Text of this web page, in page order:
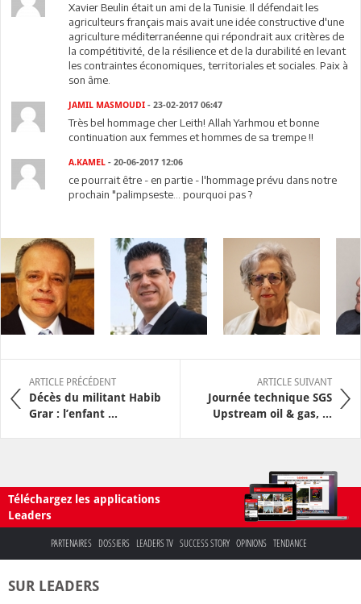
Xavier Beulin était un ami de la Tunisie. Il défendait les
agriculteurs français mais avait une idée constructive d'une
agriculture méditerranéenne qui répondrait aux critères de
la compétitivité, de la résilience et de la durabilité en levant
les contraintes économiques, territoriales et sociales. Paix à
son âme.
JAMIL MASMOUDI - 23-02-2017 06:47
Très bel hommage cher Leith! Allah Yarhmou et bonne
continuation aux femmes et hommes de sa trempe !!
A.KAMEL - 20-06-2017 12:06
ce pourrait être - en partie - l'hommage prévu dans notre
prochain "palimpseste... pourquoi pas ?
ARTICLE PRÉCÉDENT
Décès du militant Habib
Grar : l’enfant ...
ARTICLE SUIVANT
Journée technique SGS
Upstream oil & gas, ...
Téléchargez les applications
Leaders
PARTENAIRES DOSSIERS LEADERS TV SUCCESS STORY OPINIONS TENDANCE
SUR LEADERS